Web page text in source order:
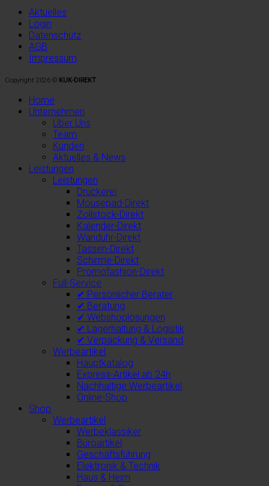
Aktuelles
Login
Datenschutz
AGB
Impressum
Copyright 2026 © KUK-DIREKT
Home
Unternehmen
Über Uns
Team
Kunden
Aktuelles & News
Leistungen
Leistungen
Druckerei
Mousepad-Direkt
Zollstock-Direkt
Kalender-Direkt
Wanduhr-Direkt
Tassen-Direkt
Schirme-Direkt
Promofashion-Direkt
Full-Service
✔ Persönlicher Berater
✔ Beratung
✔ Webshoplösungen
✔ Lagerhaltung & Logistik
✔ Verpackung & Versand
Werbeartikel
Hauptkatalog
Express-Artikel ab 24h
Nachhaltige Werbeartikel
Online-Shop
Shop
Werbeartikel
Werbeklassiker
Büroartikel
Geschäftsführung
Elektronik & Technik
Haus & Heim